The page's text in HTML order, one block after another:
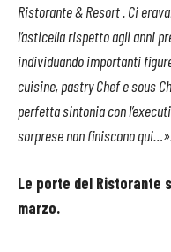
Ristorante & Resort . Ci
l’asticella rispetto agli anni
individuando importanti
cuisine, pastry Chef e sous
perfetta sintonia con
sorprese non finiscono
Le porte del Ristorante
marzo.